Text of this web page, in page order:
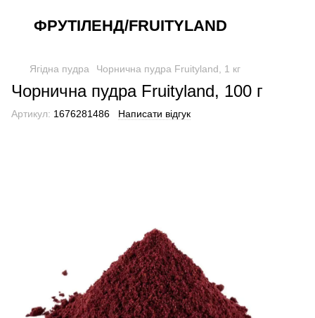
ФРУТІЛЕНД/FRUITYLAND
Ягідна пудра Чорнична пудра Fruityland, 1 кг
Чорнична пудра Fruityland, 100 г
Артикул: 1676281486 Написати відгук